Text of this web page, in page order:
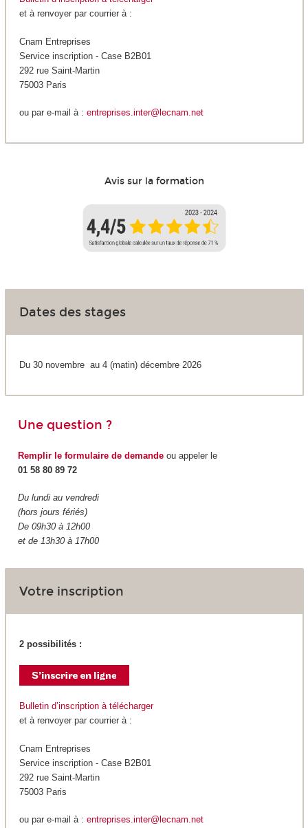
et à renvoyer par courrier à :
Cnam Entreprises
Service inscription - Case B2B01
292 rue Saint-Martin
75003 Paris
ou par e-mail à : entreprises.inter@lecnam.net
Avis sur la formation
Dates des stages
Du 30 novembre au 4 (matin) décembre 2026
Une question ?
Remplir le formulaire de demandeou appeler le
01 58 80 89 72
Du lundi au vendredi
(hors jours fériés)
De 09h30 à 12h00
et de 13h30 à 17h00
Votre inscription
2 possibilités :
Bulletin d’inscription à télécharger
et à renvoyer par courrier à :
Cnam Entreprises
Service inscription - Case B2B01
292 rue Saint-Martin
75003 Paris
ou par e-mail à : entreprises.inter@lecnam.net